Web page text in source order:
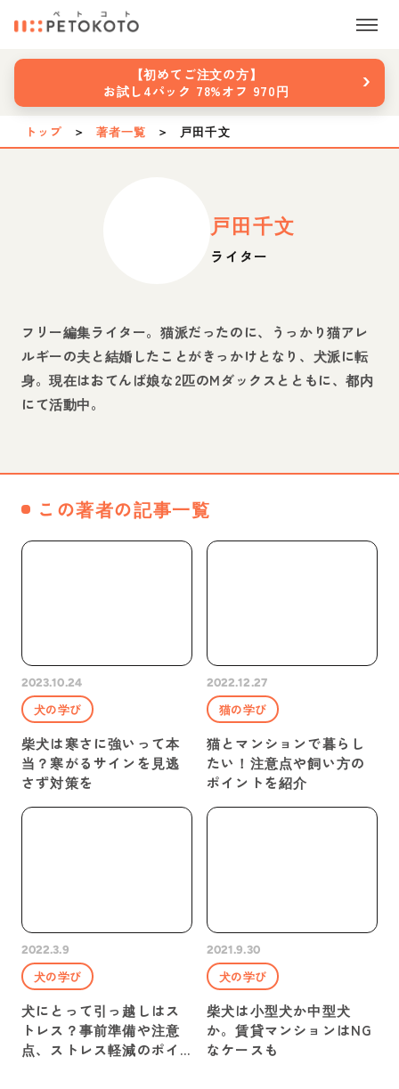
【初めてご注文の方】
お試し4パック 78%オフ 970円
›
トップ ＞ 著者一覧 ＞ 戸田千文
戸田千文
ライター
フリー編集ライター。猫派だったのに、うっかり猫アレ
ルギーの夫と結婚したことがきっかけとなり、犬派に転
身。現在はおてんば娘な2匹のMダックスとともに、都内
にて活動中。
この著者の記事一覧
2023.10.24
犬の学び
柴犬は寒さに強いって本
当？寒がるサインを見逃
さず対策を
2022.12.27
猫の学び
猫とマンションで暮らし
たい！注意点や飼い方の
ポイントを紹介
2022.3.9
犬の学び
犬にとって引っ越しはス
トレス？事前準備や注意
点、ストレス軽減のポイ
2021.9.30
犬の学び
柴犬は小型犬か中型犬
か。賃貸マンションはNG
なケースも